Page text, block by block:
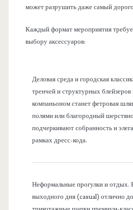
может разрушить даже самый
Каждый формат мероприятия
выбору аксессуаров:
Деловая среда и городская
тренчей и структурных
компаньоном станет фетровая
полями или благородный
подчеркивают собранность и
рамках дресс-кода.
Неформальные прогулки и отдых.
выходного дня (casual) отлично